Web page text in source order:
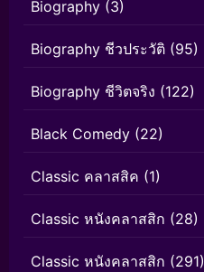
Biography (3)
Biography ชีวประวัติ (95)
Biography ชีวิตจริง (122)
Black Comedy (22)
Classic คลาสสิค (1)
Classic หนังคลาสสิก (28)
Classic หนังคลาสสิก (291)